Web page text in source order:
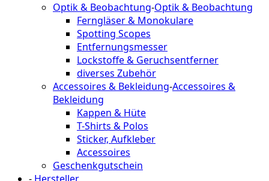
Optik & Beobachtung-Optik & Beobachtung
Ferngläser & Monokulare
Spotting Scopes
Entfernungsmesser
Lockstoffe & Geruchsentferner
diverses Zubehör
Accessoires & Bekleidung-Accessoires &
Bekleidung
Kappen & Hüte
T-Shirts & Polos
Sticker, Aufkleber
Accessoires
Geschenkgutschein